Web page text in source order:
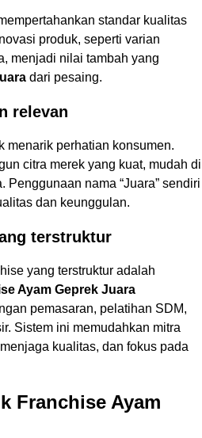
standar kualitas
produk, seperti varian
menjadi nilai tambah yang
dari pesaing.
relevan
menarik perhatian konsumen.
citra merek yang kuat, mudah di
nama “Juara” sendiri
dan keunggulan.
terstruktur
yang terstruktur adalah
Ayam Geprek Juara
pemasaran, pelatihan SDM,
Sistem ini memudahkan mitra
kualitas, dan fokus pada
Franchise Ayam